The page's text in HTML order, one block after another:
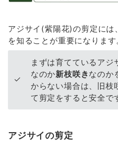
アジサイ(紫陽花)の剪定には
を知ることが重要になります
まずは育てているアジ
なのか新枝咲きなのか
からない場合は、旧枝
て剪定をすると安全で
アジサイの剪定